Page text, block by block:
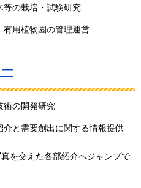
等の栽培・試験研究
有用植物園の管理運営
術の開発研究
と需要創出に関する情報提供
を交えた各部紹介へジャンプで